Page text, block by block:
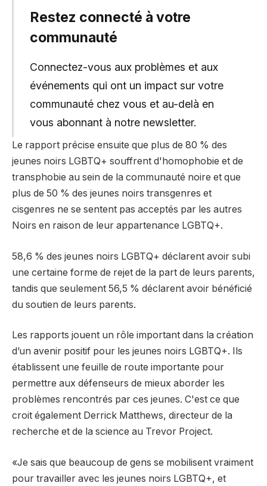
Restez connecté à votre
communauté
Connectez-vous aux problèmes et aux
événements qui ont un impact sur votre
communauté chez vous et au-delà en
vous abonnant à notre newsletter.
Le rapport précise ensuite que plus de 80 % des
jeunes noirs LGBTQ+ souffrent d'homophobie et de
transphobie au sein de la communauté noire et que
plus de 50 % des jeunes noirs transgenres et
cisgenres ne se sentent pas acceptés par les autres
Noirs en raison de leur appartenance LGBTQ+.
58,6 % des jeunes noirs LGBTQ+ déclarent avoir subi
une certaine forme de rejet de la part de leurs parents,
tandis que seulement 56,5 % déclarent avoir bénéficié
du soutien de leurs parents.
Les rapports jouent un rôle important dans la création
d’un avenir positif pour les jeunes noirs LGBTQ+. Ils
établissent une feuille de route importante pour
permettre aux défenseurs de mieux aborder les
problèmes rencontrés par ces jeunes. C'est ce que
croit également Derrick Matthews, directeur de la
recherche et de la science au Trevor Project.
«Je sais que beaucoup de gens se mobilisent vraiment
pour travailler avec les jeunes noirs LGBTQ+, et